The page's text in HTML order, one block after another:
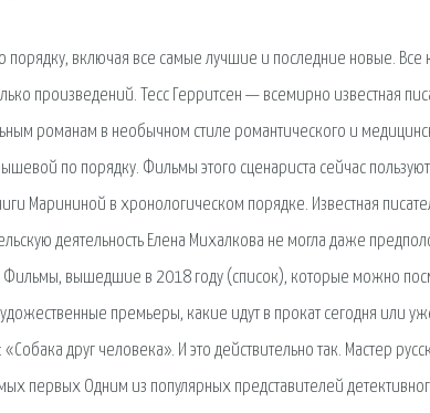
порядку, включая все самые лучшие и последние новые. Все
произведений. Тесс Герритсен — всемирно известная
романам в необычном стиле романтического и
по порядку. Фильмы этого сценариста сейчас
Марининой в хронологическом порядке. Известная
деятельность Елена Михалкова не могла даже
Фильмы, вышедшие в 2018 году (список), которые можно
премьеры, какие идут в прокат сегодня или
друг человека». И это действительно так. Мастер
первых Одним из популярных представителей